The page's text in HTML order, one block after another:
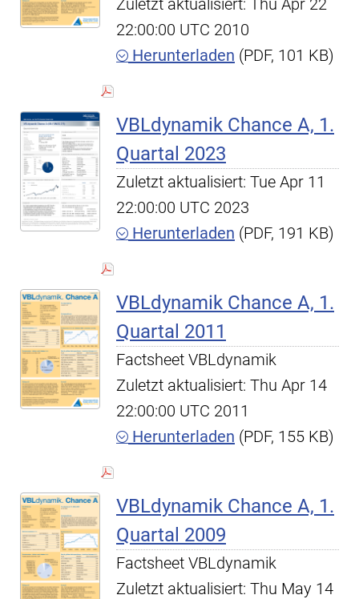
Zuletzt aktualisiert: Thu Apr 22
22:00:00 UTC 2010
Herunterladen (PDF, 101 KB)
VBLdynamik Chance A, 1.
Quartal 2023
Zuletzt aktualisiert: Tue Apr 11
22:00:00 UTC 2023
Herunterladen (PDF, 191 KB)
VBLdynamik Chance A, 1.
Quartal 2011
Factsheet VBLdynamik
Zuletzt aktualisiert: Thu Apr 14
22:00:00 UTC 2011
Herunterladen (PDF, 155 KB)
VBLdynamik Chance A, 1.
Quartal 2009
Factsheet VBLdynamik
Zuletzt aktualisiert: Thu May 14